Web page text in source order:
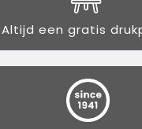
Altijd een gratis